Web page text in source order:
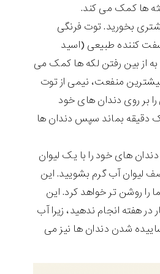
ها کمک می کند.
بخورید. توت فرنگی
کننده طبیعی (اسید
از بین رفتن لکه ها کمک می
منفعت، نیمی از توت
بر روی دندان های خود
دقیقه بماند سپس دندان ها
های خود را با یک لیوان
لیوان آب گرم بشویید. این
را روشن تر خواهد کرد. این
در هفته انجام ندهید، زیرا آب
شدن دندان ها نیز می